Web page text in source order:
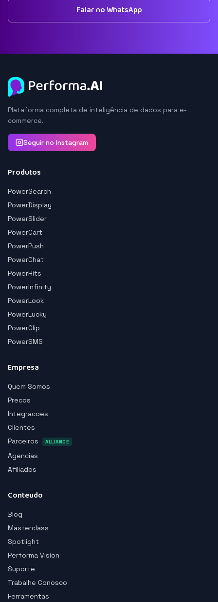
Falar no WhatsApp
Plataforma completa de inteligência de dados para e-
commerce.
Seguir no Instagram
Produtos
PowerSearch
PowerDisplay
PowerSlider
PowerCart
PowerPush
PowerChat
PowerHits
PowerInfinity
PowerLook
PowerLucky
PowerClip
PowerSMS
Empresa
Quem Somos
Precos
Integracoes
Clientes
Parceiros
ALLIANCE
Agencias
Afiliados
Conteudo
Blog
Masterclass
Spotlight
Performa Vision
Suporte
Trabalhe Conosco
Ferramentas